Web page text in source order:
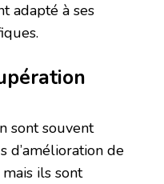
adapté à ses
sont souvent
d’amélioration de
ils sont